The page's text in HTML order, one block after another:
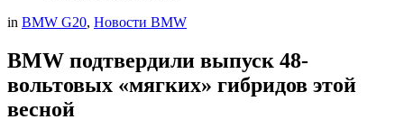
in BMW G20, Новости BMW
BMW подтвердили выпуск 48-
вольтовых «мягких» гибридов этой
весной